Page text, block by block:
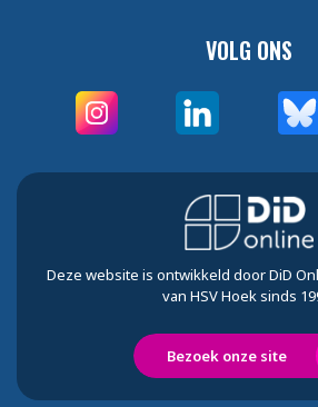
VOLG ONS
Deze website is ontwikkeld door DiD
van HSV Hoek sinds
Bezoek onze site